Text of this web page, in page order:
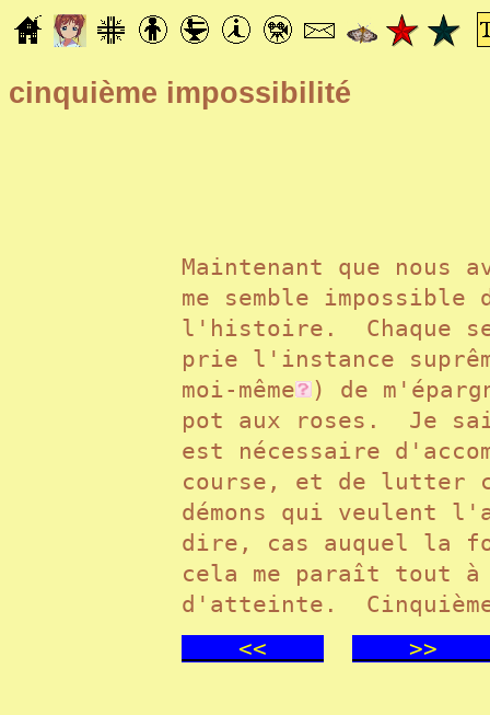
cinquième impossibilité
Maintenant que nous
me semble
l'histoire. Chaque
prie l'instance
moi-même
) de
pot aux roses. Je
est nécessaire
course, et de lutter
démons qui veulent
dire, cas auquel la
cela me paraît tout
d'atteinte.
<<